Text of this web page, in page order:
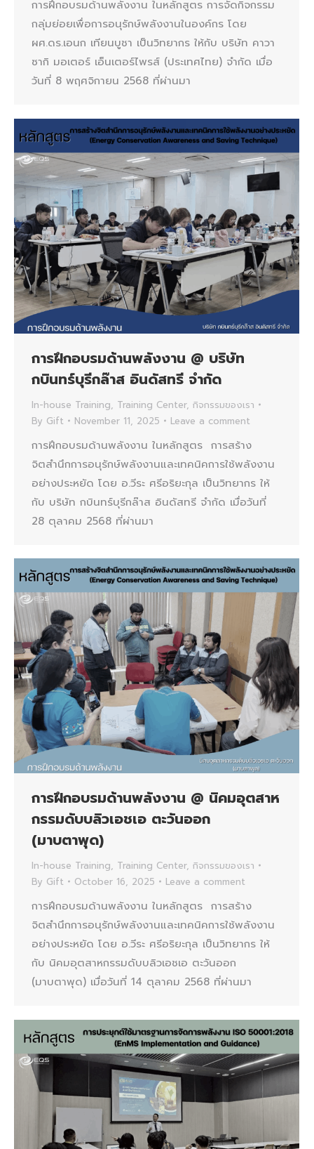
การฝึกอบรมด้านพลังงาน ในหลักสูตร การจัดกิจกรรม
กลุ่มย่อยเพื่อการอนุรักษ์พลังงานในองค์กร โดย
ผศ.ดร.เอนก เทียนบูชา เป็นวิทยากร ให้กับ บริษัท คาวา
ซากิ มอเตอร์ เอ็นเตอร์ไพรส์ (ประเทศไทย) จำกัด เมื่อ
วันที่ 8 พฤศจิกายน 2568 ที่ผ่านมา
การฝึกอบรมด้านพลังงาน @ บริษัท
กบินทร์บุรีกล๊าส อินดัสทรี จำกัด
In-house Training, Training Center, กิจกรรมของเรา
By Gift November 11, 2025 Leave a comment
การฝึกอบรมด้านพลังงาน ในหลักสูตร การสร้าง
จิตสำนึกการอนุรักษ์พลังงานและเทคนิคการใช้พลังงาน
อย่างประหยัด โดย อ.วีระ ศรีอริยะกุล เป็นวิทยากร ให้
กับ บริษัท กบินทร์บุรีกล๊าส อินดัสทรี จำกัด เมื่อวันที่
28 ตุลาคม 2568 ที่ผ่านมา
การฝึกอบรมด้านพลังงาน @ นิคมอุตสาห
กรรมดับบลิวเอชเอ ตะวันออก
(มาบตาพุด)
In-house Training, Training Center, กิจกรรมของเรา
By Gift October 16, 2025 Leave a comment
การฝึกอบรมด้านพลังงาน ในหลักสูตร การสร้าง
จิตสำนึกการอนุรักษ์พลังงานและเทคนิคการใช้พลังงาน
อย่างประหยัด โดย อ.วีระ ศรีอริยะกุล เป็นวิทยากร ให้
กับ นิคมอุตสาหกรรมดับบลิวเอชเอ ตะวันออก
(มาบตาพุด) เมื่อวันที่ 14 ตุลาคม 2568 ที่ผ่านมา